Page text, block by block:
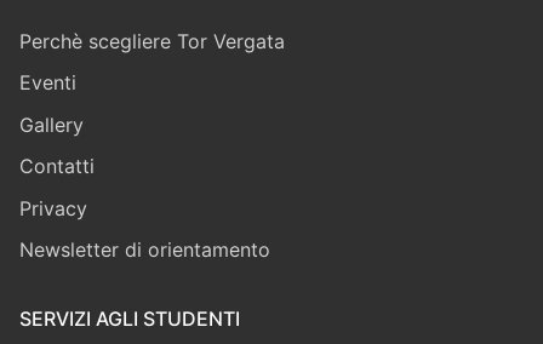
Perchè scegliere Tor Vergata
Eventi
Gallery
Contatti
Privacy
Newsletter di orientamento
SERVIZI AGLI STUDENTI